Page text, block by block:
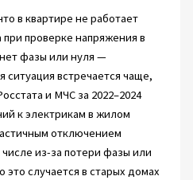
в квартире не работает
проверке напряжения в
фазы или нуля —
ситуация встречается чаще,
и МЧС за 2022–2024
к электрикам в жилом
отключением
из-за потери фазы или
случается в старых домах